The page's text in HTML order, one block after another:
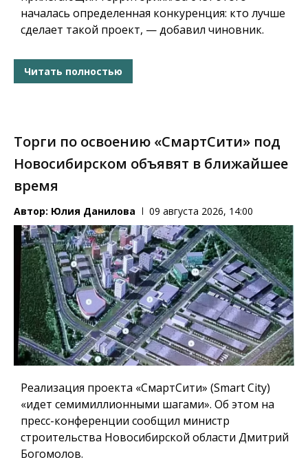
началась определенная конкуренция: кто лучше
сделает такой проект, — добавил чиновник.
Читать полностью
Торги по освоению «СмартСити» под
Новосибирском объявят в ближайшее
время
Автор: Юлия Данилова 09 августа 2026, 14:00
Реализация проекта «СмартСити» (Smart City)
«идет семимиллионными шагами». Об этом на
пресс-конференции сообщил министр
строительства Новосибирской области Дмитрий
Богомолов.